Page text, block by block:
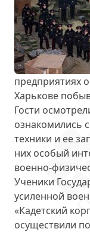
предприятиях
Харькове
Гости
ознакомились
техники и ее
них особый
военно-
Ученики
усиленной
«Кадетский
осуществили